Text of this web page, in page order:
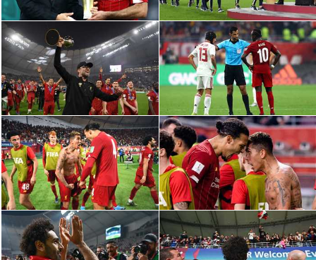
أمريكا
ركن الألعاب
أقسام خاصة
Gamers
ميركاتو
تحقيق في الجول
تقرير في الجول
تحليل في الجول